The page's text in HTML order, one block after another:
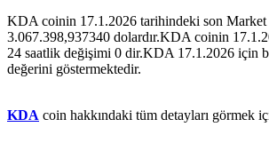
KDA coinin 17.1.2026 tarihindeki son Market
3.067.398,937340 dolardır.KDA coinin
24 saatlik değişimi 0 dir.KDA 17.1.2026 için
değerini göstermektedir.
KDA coin hakkındaki tüm detayları görmek